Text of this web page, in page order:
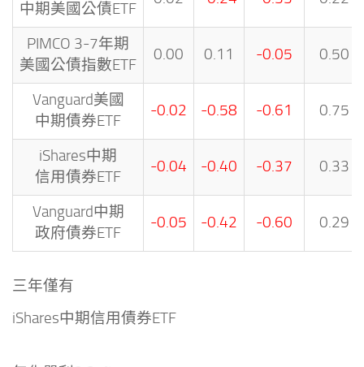
中期美國公債ETF
PIMCO 3-7年期
美國公債指數ETF
0.00 0.11 -0.05 0.50
Vanguard美國
中期債券ETF
-0.02 -0.58 -0.61 0.75
iShares中期
信用債券ETF
-0.04 -0.40 -0.37 0.33
Vanguard中期
政府債券ETF
-0.05 -0.42 -0.60 0.29
三年僅有
iShares中期信用債券ETF